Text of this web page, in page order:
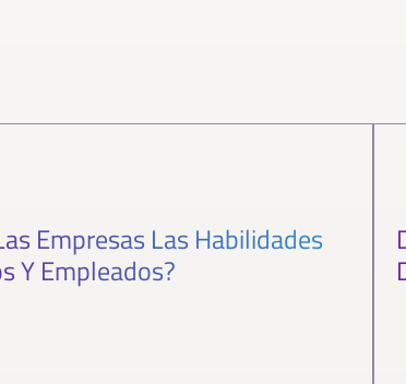
Empresas Las Habilidades
Y Empleados?